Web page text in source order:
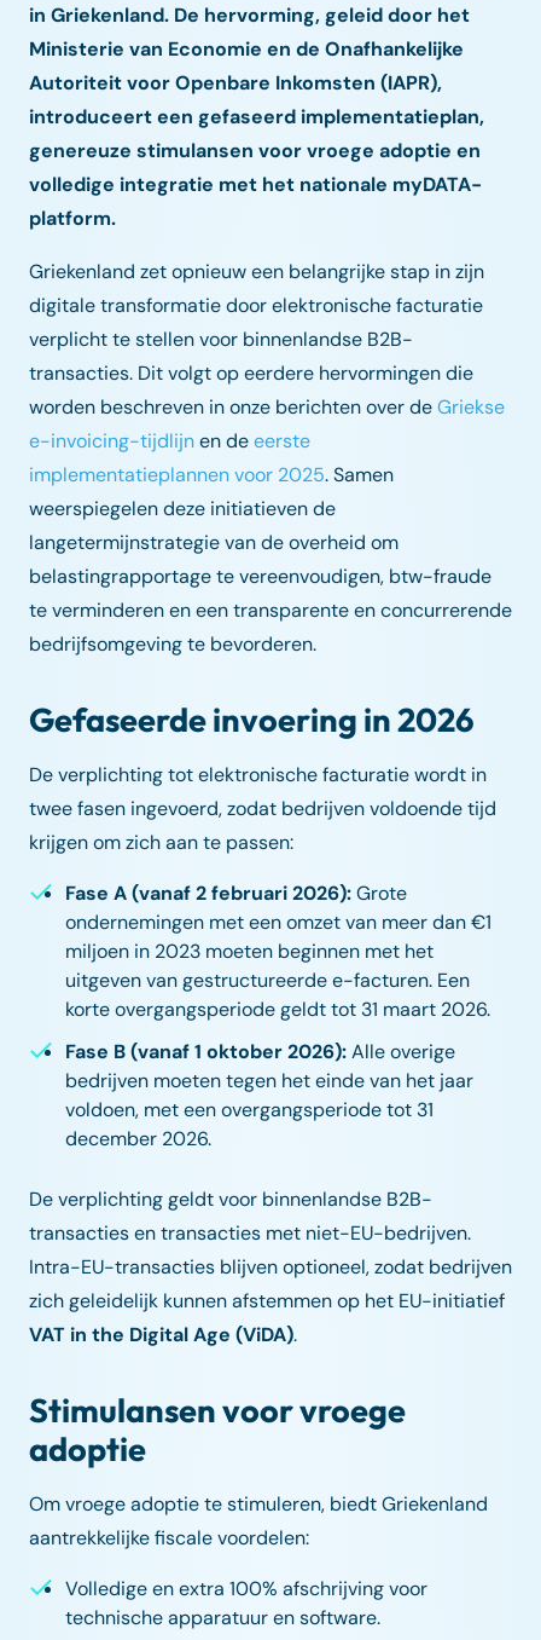
in Griekenland. De hervorming, geleid door het
Ministerie van Economie en de Onafhankelijke
Autoriteit voor Openbare Inkomsten (IAPR),
introduceert een gefaseerd implementatieplan,
genereuze stimulansen voor vroege adoptie en
volledige integratie met het nationale myDATA-
platform.
Griekenland zet opnieuw een belangrijke stap in zijn
digitale transformatie door elektronische facturatie
verplicht te stellen voor binnenlandse B2B-
transacties. Dit volgt op eerdere hervormingen die
worden beschreven in onze berichten over deGriekse
e-invoicing-tijdlijnen deeerste
implementatieplannen voor 2025. Samen
weerspiegelen deze initiatieven de
langetermijnstrategie van de overheid om
belastingrapportage te vereenvoudigen, btw-fraude
te verminderen en een transparente en concurrerende
bedrijfsomgeving te bevorderen.
Gefaseerde invoering in 2026
De verplichting tot elektronische facturatie wordt in
twee fasen ingevoerd, zodat bedrijven voldoende tijd
krijgen om zich aan te passen:
Fase A (vanaf 2 februari 2026):Grote
ondernemingen met een omzet van meer dan €1
miljoen in 2023 moeten beginnen met het
uitgeven van gestructureerde e-facturen. Een
korte overgangsperiode geldt tot 31 maart 2026.
Fase B (vanaf 1 oktober 2026):Alle overige
bedrijven moeten tegen het einde van het jaar
voldoen, met een overgangsperiode tot 31
december 2026.
De verplichting geldt voor binnenlandse B2B-
transacties en transacties met niet-EU-bedrijven.
Intra-EU-transacties blijven optioneel, zodat bedrijven
zich geleidelijk kunnen afstemmen op het EU-initiatief
VAT in the Digital Age (ViDA).
Stimulansen voor vroege
adoptie
Om vroege adoptie te stimuleren, biedt Griekenland
aantrekkelijke fiscale voordelen:
Volledige en extra 100% afschrijving voor
technische apparatuur en software.